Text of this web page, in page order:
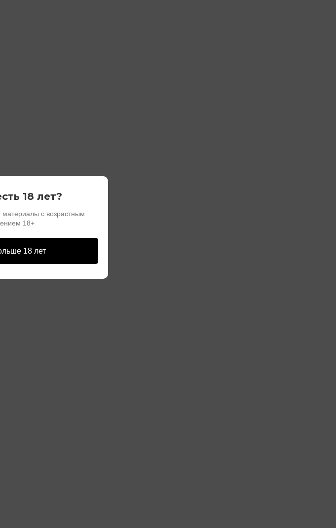
18 лет?
материалы с возрастным
18+
18 лет